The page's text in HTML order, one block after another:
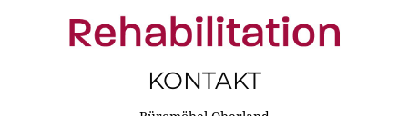
KONTAKT